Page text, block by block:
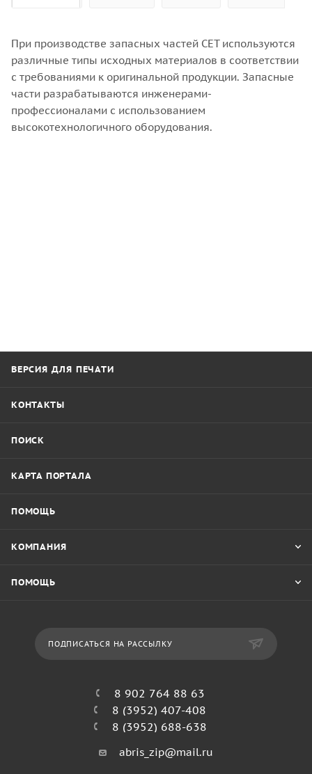
При производстве запасных частей CET используются
различные типы исходных материалов в соответствии
с требованиями к оригинальной продукции. Запасные
части разрабатываются инженерами-
профессионалами с использованием
высокотехнологичного оборудования.
ВЕРСИЯ ДЛЯ ПЕЧАТИ
КОНТАКТЫ
ПОИСК
КАРТА ПОРТАЛА
ПОМОЩЬ
КОМПАНИЯ
ПОМОЩЬ
ПОДПИСАТЬСЯ НА РАССЫЛКУ
8 902 764 88 63
8 (3952) 407-408
8 (3952) 688-638
abris_zip@mail.ru